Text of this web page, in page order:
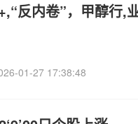
反内卷”，甲醇行,
01-27 17:38:48